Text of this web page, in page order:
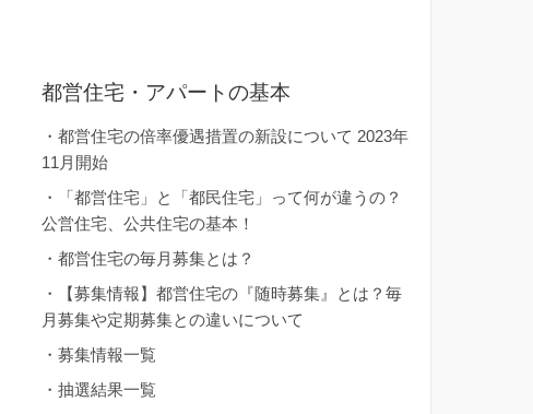
都営住宅・アパートの基本
・都営住宅の倍率優遇措置の新設について 2023年
11月開始
・
「都営住宅」と「都民住宅」って何が違うの？
公営住宅、公共住宅の基本！
・都営住宅の毎月募集とは？
・
【募集情報】都営住宅の『随時募集』とは？毎
月募集や定期募集との違いについて
・募集情報一覧
・抽選結果一覧